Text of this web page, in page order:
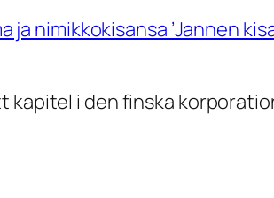
ja nimikkokisansa ’Jannen
kapitel i den finska